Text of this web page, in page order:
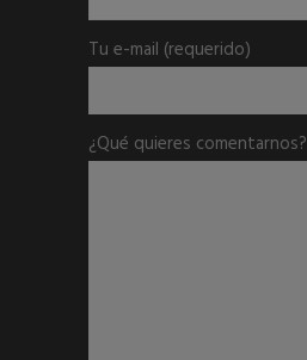
Tu e-mail (requerido)
¿Qué quieres comentarnos?